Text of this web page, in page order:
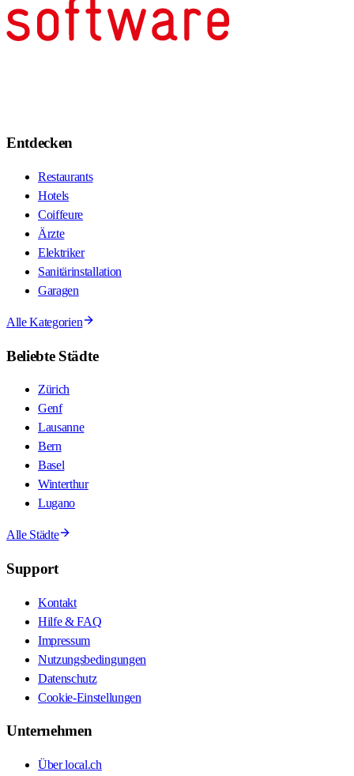
Entdecken
Restaurants
Hotels
Coiffeure
Ärzte
Elektriker
Sanitärinstallation
Garagen
Alle Kategorien
Beliebte Städte
Zürich
Genf
Lausanne
Bern
Basel
Winterthur
Lugano
Alle Städte
Support
Kontakt
Hilfe & FAQ
Impressum
Nutzungsbedingungen
Datenschutz
Cookie-Einstellungen
Unternehmen
Über local.ch